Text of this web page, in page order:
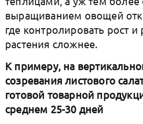
выращиванием овощей
где контролировать рост и
растения сложнее.
К примеру, на
созревания листового
готовой товарной
среднем 25-30 дней